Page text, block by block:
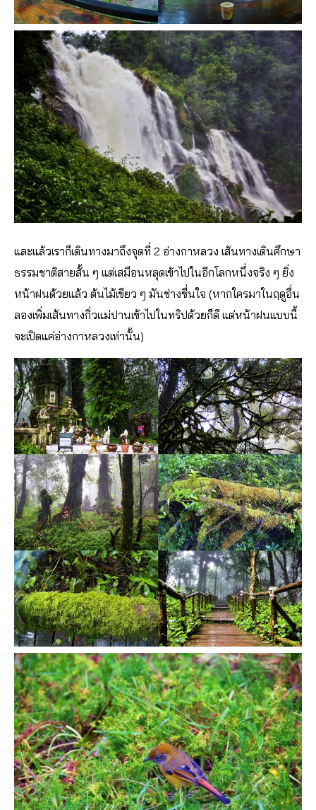
และแล้วเราก็เดินทางมาถึงจุดที่ 2 อ่างกาหลวง เส้นทางเดินศึกษา
ธรรมชาติสายสั้น ๆ แต่เสมือนหลุดเข้าไปในอีกโลกหนึ่งจริง ๆ ยิ่ง
หน้าฝนด้วยแล้ว ต้นไม้เขียว ๆ มันช่างชื่นใจ (หากใครมาในฤดูอื่น
ลองเพิ่มเส้นทางกิ่วแม่ปานเข้าไปในทริปด้วยก็ดี แต่หน้าฝนแบบนี้
จะเปิดแค่อ่างกาหลวงเท่านั้น)